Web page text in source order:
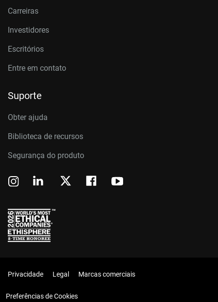
Carreiras
Investidores
Escritórios
Entre em contato
Suporte
Obter ajuda
Biblioteca de recursos
Segurança do produto
Privacidade Legal Marcas comerciais
Preferências de Cookies